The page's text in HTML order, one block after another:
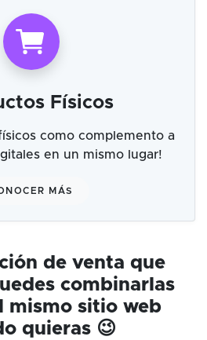
Físicos
como complemento a
en un mismo lugar!
MÁS
de venta que
combinarlas
mismo sitio web
quieras 😉